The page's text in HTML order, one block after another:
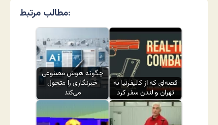
مطالب مرتبط:
چگونه هوش مصنوعی
خبرنگاری را متحول
می‌کند
قصه‌ای که از کالیفرنیا به
تهران و لندن سفر کرد